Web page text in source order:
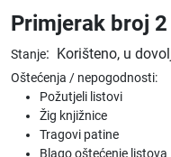
Primjerak broj 2
Stanje: Korišteno, u
Oštećenja / nepogodnosti:
Požutjeli listovi
Žig knjižnice
Tragovi patine
Blago oštećenje listova